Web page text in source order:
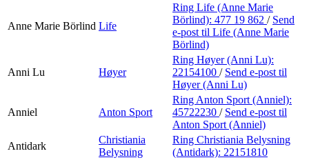
Anne Marie Börlind Life
Ring Life (Anne Marie
Börlind): 477 19 862 / Send
e-post til Life (Anne Marie
Börlind)
Anni Lu Høyer
Ring Høyer (Anni Lu):
22154100 / Send e-post til
Høyer (Anni Lu)
Anniel Anton Sport
Ring Anton Sport (Anniel):
45722230 / Send e-post til
Anton Sport (Anniel)
Antidark
Christiania
Belysning
Ring Christiania Belysning
(Antidark): 22151810